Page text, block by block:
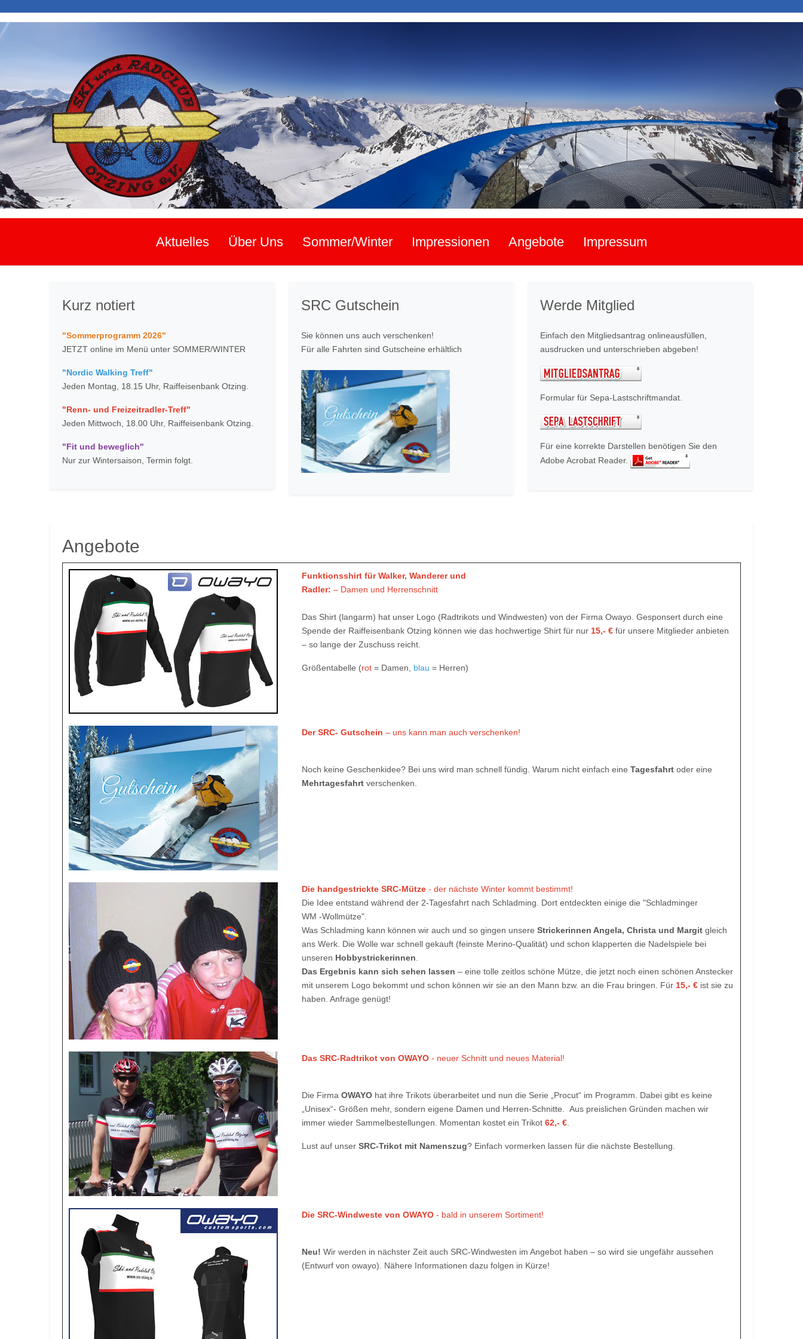
Aktuelles Über Uns Sommer/Winter Impressionen Angebote Impressum
Kurz notiert
"Sommerprogramm 2026"
JETZT online im Menü unter SOMMER/WINTER
"Nordic Walking Treff"
Jeden Montag, 18.15 Uhr, Raiffeisenbank Otzing.
"Renn- und Freizeitradler-Treff"
Jeden Mittwoch, 18.00 Uhr, Raiffeisenbank Otzing.
"Fit und beweglich"
Nur zur Wintersaison, Termin folgt.
SRC Gutschein
Sie können uns auch verschenken!
Für alle Fahrten sind Gutscheine erhältlich
Werde Mitglied
Einfach den Mitgliedsantrag onlineausfüllen,
ausdrucken und unterschrieben abgeben!
Formular für Sepa-Lastschriftmandat.
Für eine korrekte Darstellen benötigen Sie den
Adobe Acrobat Reader.
Angebote
Funktionsshirt für Walker, Wanderer und
Radler: – Damen und Herrenschnitt
Das Shirt (langarm) hat unser Logo (Radtrikots und Windwesten) von der Firma Owayo. Gesponsert durch eine
Spende der Raiffeisenbank Otzing können wie das hochwertige Shirt für nur 15,- € für unsere Mitglieder anbieten
– so lange der Zuschuss reicht.
Größentabelle (rot = Damen, blau = Herren)
Der SRC- Gutschein – uns kann man auch verschenken!
Noch keine Geschenkidee? Bei uns wird man schnell fündig. Warum nicht einfach eine Tagesfahrt oder eine
Mehrtagesfahrt verschenken.
Die handgestrickte SRC-Mütze - der nächste Winter kommt bestimmt!
Die Idee entstand während der 2-Tagesfahrt nach Schladming. Dort entdeckten einige die "Schladminger
WM -Wollmütze".
Was Schladming kann können wir auch und so gingen unsere Strickerinnen Angela, Christa und Margit gleich
ans Werk. Die Wolle war schnell gekauft (feinste Merino-Qualität) und schon klapperten die Nadelspiele bei
unseren Hobbystrickerinnen
Das Ergebnis kann sich sehen lassen – eine tolle zeitlos schöne Mütze, die jetzt noch einen schönen Anstecker
mit unserem Logo bekommt und schon können wir sie an den Mann bzw. an die Frau bringen. Für 15,- € ist sie zu
haben. Anfrage genügt!
Das SRC-Radtrikot von OWAYO - neuer Schnitt und neues Material!
Die Firma OWAYO hat ihre Trikots überarbeitet und nun die Serie „Procut“ im Programm. Dabei gibt es keine
„Unisex“- Größen mehr, sondern eigene Damen und Herren-Schnitte. Aus preislichen Gründen machen wir
immer wieder Sammelbestellungen. Momentan kostet ein Trikot 62,- €
Lust auf unser SRC-Trikot mit Namenszug? Einfach vormerken lassen für die nächste Bestellung.
Die SRC-Windweste von OWAYO - bald in unserem Sortiment!
Neu! Wir werden in nächster Zeit auch SRC-Windwesten im Angebot haben – so wird sie ungefähr aussehen
(Entwurf von owayo). Nähere Informationen dazu folgen in Kürze!